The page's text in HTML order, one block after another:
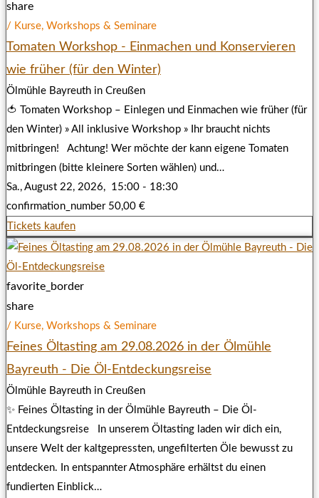
share
/ Kurse, Workshops & Seminare
Tomaten Workshop - Einmachen und Konservieren
wie früher (für den Winter)
Ölmühle Bayreuth in Creußen
🍅 Tomaten Workshop – Einlegen und Einmachen wie früher (für
den Winter) » All inklusive Workshop » Ihr braucht nichts
mitbringen! Achtung! Wer möchte der kann eigene Tomaten
mitbringen (bitte kleinere Sorten wählen) und…
Sa., August 22, 2026, 15:00 - 18:30
confirmation_number 50,00 €
Tickets kaufen
favorite_border
share
/ Kurse, Workshops & Seminare
Feines Öltasting am 29.08.2026 in der Ölmühle
Bayreuth - Die Öl-Entdeckungsreise
Ölmühle Bayreuth in Creußen
✨ Feines Öltasting in der Ölmühle Bayreuth – Die Öl-
Entdeckungsreise In unserem Öltasting laden wir dich ein,
unsere Welt der kaltgepressten, ungefilterten Öle bewusst zu
entdecken. In entspannter Atmosphäre erhältst du einen
fundierten Einblick…